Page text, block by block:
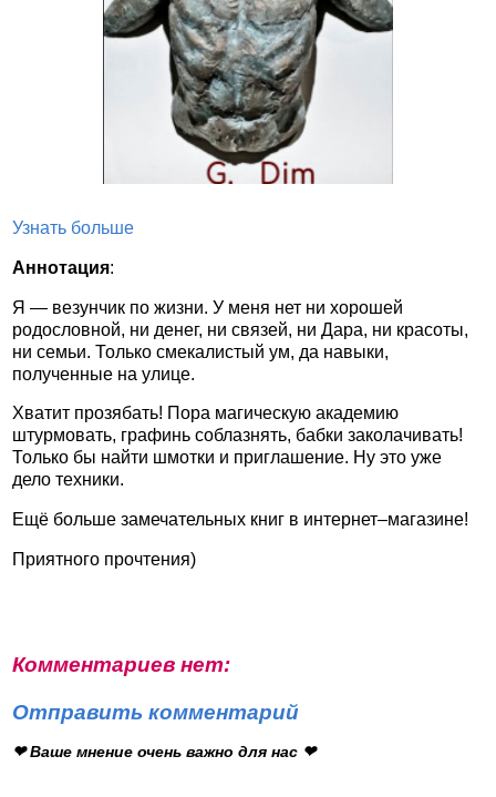
Узнать больше
Аннотация:
Я — везунчик по жизни. У меня нет ни хорошей
родословной, ни денег, ни связей, ни Дара, ни красоты,
ни семьи. Только смекалистый ум, да навыки,
полученные на улице.
Хватит прозябать! Пора магическую академию
штурмовать, графинь соблазнять, бабки заколачивать!
Только бы найти шмотки и приглашение. Ну это уже
дело техники.
Ещё больше замечательных книг в интернет–магазине!
Приятного прочтения)
Комментариев нет:
Отправить комментарий
❤ Ваше мнение очень важно для нас ❤